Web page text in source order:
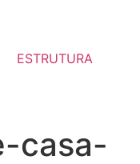
ESTRUTURA
casa-